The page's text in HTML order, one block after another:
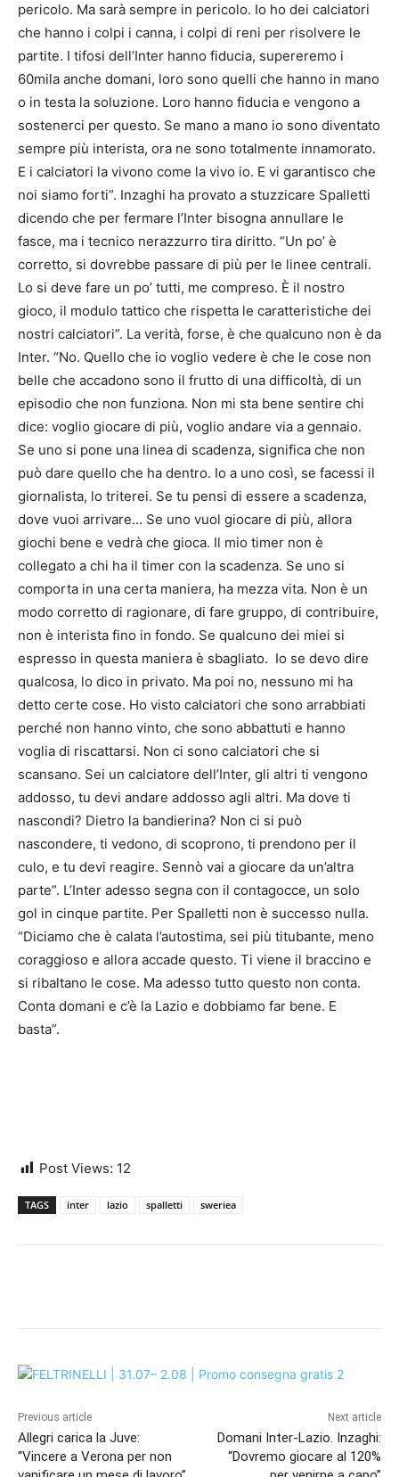
pericolo. Ma sarà sempre in pericolo. Io ho dei calciatori
che hanno i colpi i canna, i colpi di reni per risolvere le
partite. I tifosi dell’Inter hanno fiducia, supereremo i
60mila anche domani, loro sono quelli che hanno in mano
o in testa la soluzione. Loro hanno fiducia e vengono a
sostenerci per questo. Se mano a mano io sono diventato
sempre più interista, ora ne sono totalmente innamorato.
E i calciatori la vivono come la vivo io. E vi garantisco che
noi siamo forti”. Inzaghi ha provato a stuzzicare Spalletti
dicendo che per fermare l’Inter bisogna annullare le
fasce, ma i tecnico nerazzurro tira diritto. “Un po’ è
corretto, si dovrebbe passare di più per le linee centrali.
Lo si deve fare un po’ tutti, me compreso. È il nostro
gioco, il modulo tattico che rispetta le caratteristiche dei
nostri calciatori”. La verità, forse, è che qualcuno non è da
Inter. “No. Quello che io voglio vedere è che le cose non
belle che accadono sono il frutto di una difficoltà, di un
episodio che non funziona. Non mi sta bene sentire chi
dice: voglio giocare di più, voglio andare via a gennaio.
Se uno si pone una linea di scadenza, significa che non
può dare quello che ha dentro. Io a uno così, se facessi il
giornalista, lo triterei. Se tu pensi di essere a scadenza,
dove vuoi arrivare… Se uno vuol giocare di più, allora
giochi bene e vedrà che gioca. Il mio timer non è
collegato a chi ha il timer con la scadenza. Se uno si
comporta in una certa maniera, ha mezza vita. Non è un
modo corretto di ragionare, di fare gruppo, di contribuire,
non è interista fino in fondo. Se qualcuno dei miei si
espresso in questa maniera è sbagliato. Io se devo dire
qualcosa, lo dico in privato. Ma poi no, nessuno mi ha
detto certe cose. Ho visto calciatori che sono arrabbiati
perché non hanno vinto, che sono abbattuti e hanno
voglia di riscattarsi. Non ci sono calciatori che si
scansano. Sei un calciatore dell’Inter, gli altri ti vengono
addosso, tu devi andare addosso agli altri. Ma dove ti
nascondi? Dietro la bandierina? Non ci si può
nascondere, ti vedono, di scoprono, ti prendono per il
culo, e tu devi reagire. Sennò vai a giocare da un’altra
parte”. L’Inter adesso segna con il contagocce, un solo
gol in cinque partite. Per Spalletti non è successo nulla.
“Diciamo che è calata l’autostima, sei più titubante, meno
coraggioso e allora accade questo. Ti viene il braccino e
si ribaltano le cose. Ma adesso tutto questo non conta.
Conta domani e c’è la Lazio e dobbiamo far bene. E
basta”.
Post Views: 12
TAGS inter lazio spalletti sweriea
Previous article
Allegri carica la Juve:
“Vincere a Verona per non
Next article
Domani Inter-Lazio. Inzaghi:
“Dovremo giocare al 120%